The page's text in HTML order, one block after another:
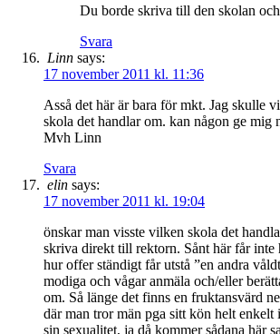
Du borde skriva till den skolan
Svara
Linn says:
17 november 2011 kl. 11:36
Asså det här är bara för mkt. Jag skulle
skola det handlar om. kan någon ge mig
Mvh Linn
Svara
elin says:
17 november 2011 kl. 19:04
önskar man visste vilken skola det
skriva direkt till rektorn. Sånt här får inte
hur offer ständigt får utstå ”en andra
modiga och vågar anmäla och/eller
om. Så länge det finns en fruktansvärd
där man tror män pga sitt kön helt enkelt
sin sexualitet, ja då kommer sådana här